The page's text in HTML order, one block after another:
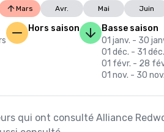
Mars Avr. Mai Juin
Hors saison
Basse saison
01 janv. - 30
01 déc. - 31 déc.
01 févr. - 28
01 nov. - 30 nov.
qui ont consulté Alliance